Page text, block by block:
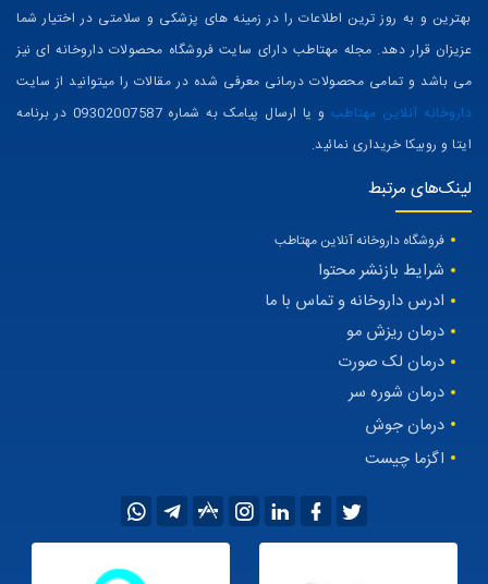
بهترین و به روز ترین اطلاعات را در زمینه های پزشکی و سلامتی در اختیار شما
عزیزان قرار دهد. مجله مهتاطب دارای سایت فروشگاه محصولات داروخانه ای نیز
می باشد و تمامی محصولات درمانی معرفی شده در مقالات را میتوانید از سایت
داروخانه آنلاین مهتاطب
و یا ارسال پیامک به شماره 09302007587 در برنامه
ایتا و روبیکا خریداری نمائید.
لینک‌های مرتبط
فروشگاه داروخانه آنلاین مهتاطب
شرایط بازنشر محتوا
ادرس داروخانه و تماس با ما
درمان ریزش مو
درمان لک صورت
درمان شوره سر
درمان جوش
اگزما چیست